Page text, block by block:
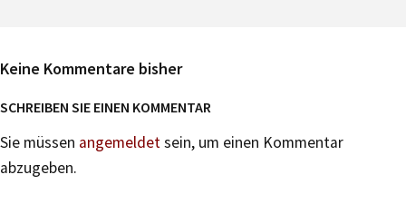
Keine Kommentare bisher
SCHREIBEN SIE EINEN KOMMENTAR
Sie müssen angemeldetsein, um einen Kommentar
abzugeben.